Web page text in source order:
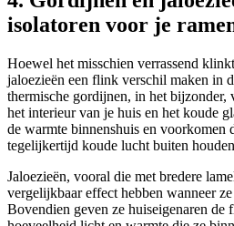
isolatoren voor je
Hoewel het misschien verrassend
jaloezieën een flink verschil maken in
thermische gordijnen, in het bijzonder,
het interieur van je huis en het koude
de warmte binnenshuis en voorkomen
tegelijkertijd koude lucht buiten
Jaloezieën, vooral die met bredere
vergelijkbaar effect hebben wanneer
Bovendien geven ze huiseigenaren de